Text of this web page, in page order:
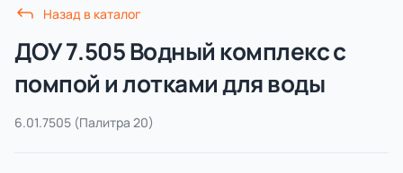
21 категория
Благоустройство территорий
Назад в каталог
ДОУ 7.505 Водный комплекс с
помпой и лотками для воды
6.01.7505 (Палитра 20)